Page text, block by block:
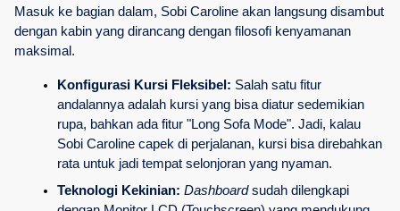
Masuk ke bagian dalam, Sobi Caroline akan langsung disambut
dengan kabin yang dirancang dengan filosofi kenyamanan
maksimal.
Konfigurasi Kursi Fleksibel: Salah satu fitur
andalannya adalah kursi yang bisa diatur sedemikian
rupa, bahkan ada fitur "Long Sofa Mode". Jadi, kalau
Sobi Caroline capek di perjalanan, kursi bisa direbahkan
rata untuk jadi tempat selonjoran yang nyaman.
Teknologi Kekinian: Dashboard sudah dilengkapi